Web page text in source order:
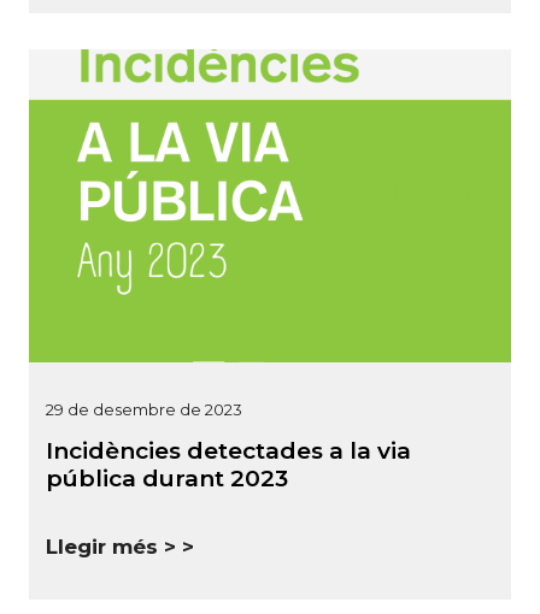
29 de desembre de 2023
Incidències detectades a la via
pública durant 2023
Llegir més >